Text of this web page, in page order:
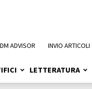
LETTERATURA
DM ADVISOR INVIO ARTICOLI